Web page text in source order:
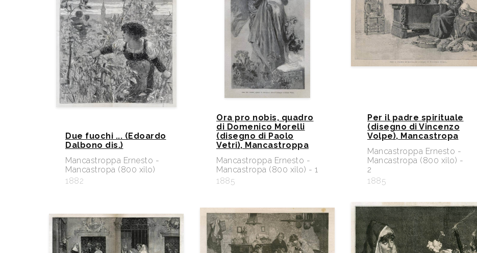
Due fuochi ... (Edoardo
Dalbono dis.)
Mancastroppa Ernesto -
Mancastropa (800 xilo)
1882
Ora pro nobis, quadro
di Domenico Morelli
(disegno di Paolo
Vetri), Mancastroppa
Mancastroppa Ernesto -
Mancastropa (800 xilo) - 1
1885
Per il padre spirituale
(disegno di Vincenzo
Volpe), Mancastropa
Mancastroppa Ernesto -
Mancastropa (800 xilo) -
2
1885